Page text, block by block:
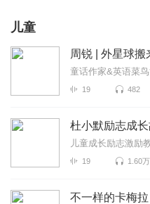
儿童
周锐 | 外星球搬
童话作家&英语菜
19 482
杜小默励志成
儿童成长励志激励
19 1.60万
不一样的卡梅拉